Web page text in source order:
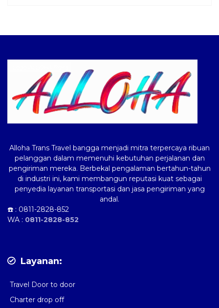
Alloha Trans Travel bangga menjadi mitra terpercaya ribuan
pelanggan dalam memenuhi kebutuhan perjalanan dan
pengiriman mereka. Berbekal pengalaman bertahun-tahun
di industri ini, kami membangun reputasi kuat sebagai
penyedia layanan transportasi dan jasa pengiriman yang
andal.
☎️ : 0811-2828-852
WA : 0811-2828-852
Layanan:
Travel Door to door
Charter drop off